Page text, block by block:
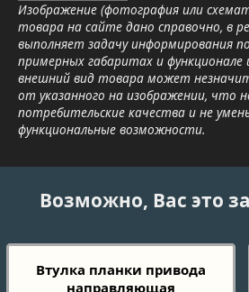
Изображение (фотография или
товара на сайте дано справочно, в
выполняет задачу информирования
примерных габаритах и функционале
внешний вид товара может
от указанного на изображении, что
потребительские качества и не
функциональные возможности.
Возможно, Вас это
Втулка планки привода
направляющая